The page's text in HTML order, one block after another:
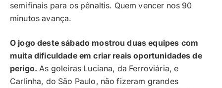
semifinais para os pênaltis. Quem vencer nos 90
minutos avança.
O jogo deste sábado mostrou duas equipes com
muita dificuldade em criar reais oportunidades de
perigo. As goleiras Luciana, da Ferroviária, e
Carlinha, do São Paulo, não fizeram grandes